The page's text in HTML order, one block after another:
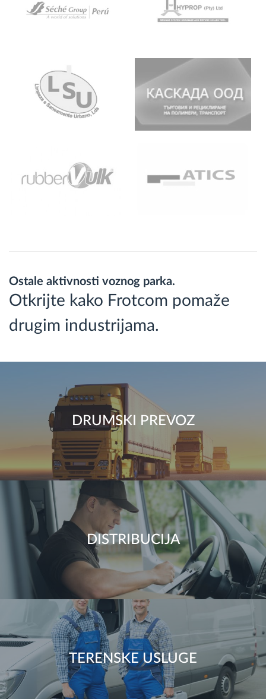
Ostale aktivnosti voznog parka.
Otkrijte kako Frotcom pomaže
drugim industrijama.
DRUMSKI PREVOZ
DISTRIBUCIJA
TERENSKE USLUGE